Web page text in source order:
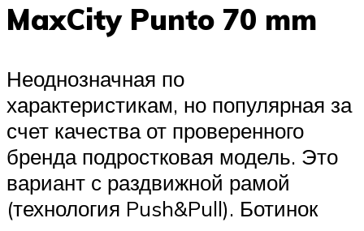
MaxCity Punto 70 mm
Неоднозначная по
характеристикам, но популярная за
счет качества от проверенного
бренда подростковая модель. Это
вариант с раздвижной рамой
(технология Push&Pull). Ботинок